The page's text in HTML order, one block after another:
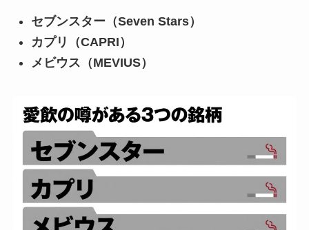
セブンスター（Seven Stars）
カプリ（CAPRI）
メビウス（MEVIUS）